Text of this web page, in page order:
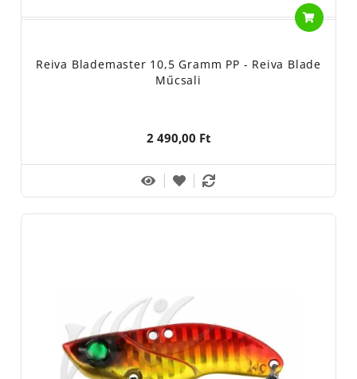
Reiva Blademaster 10,5 Gramm PP - Reiva Blade
Műcsali
2 490,00 Ft